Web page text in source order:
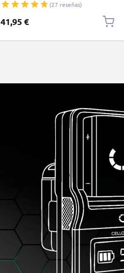
DMWBLG10E - DMW-BLE9 DMW-
BLG10 980mAh + Cargador rápido
DE-A98A DE-A99B Baterías
(27 reseñas)
41,95 €